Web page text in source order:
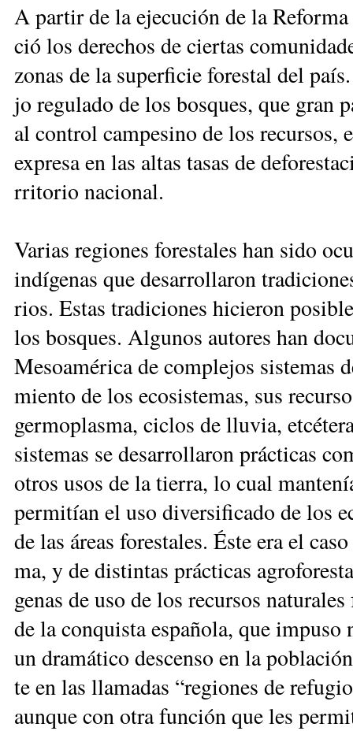
A par­tir de la eje­cu­ción de la
ció los de­re­chos de cier­tas
zo­nas de la su­per­fi­cie fo­res­tal del
jo re­gu­la­do de los bos­ques, que gran
al con­trol cam­pe­si­no de los re­cur­sos,
ex­pre­sa en las al­tas ta­sas de
rri­to­rio na­cio­nal.
Va­rias re­gio­nes fo­res­ta­les han si­do
in­dí­ge­nas que de­sa­rro­lla­ron
rios. Es­tas tra­di­cio­nes hi­cie­ron
los bos­ques. Al­gu­nos au­to­res han
Me­soa­mé­ri­ca de com­ple­jos sis­te­mas
mien­to de los eco­sis­te­mas, sus
ger­mo­plas­ma, ci­clos de llu­via,
sis­te­mas se de­sa­rro­lla­ron prác­ti­cas
otros usos de la tie­rra, lo cual
per­mi­tían el uso di­ver­si­fi­ca­do de los
de las áreas fo­res­ta­les. És­te era el
ma, y de dis­tin­tas prác­ti­cas
ge­nas de uso de los re­cur­sos
de la con­quis­ta es­pa­ño­la, que
un dra­má­ti­co des­cen­so en la
te en las lla­ma­das “re­gio­nes de
aun­que con otra fun­ción que les